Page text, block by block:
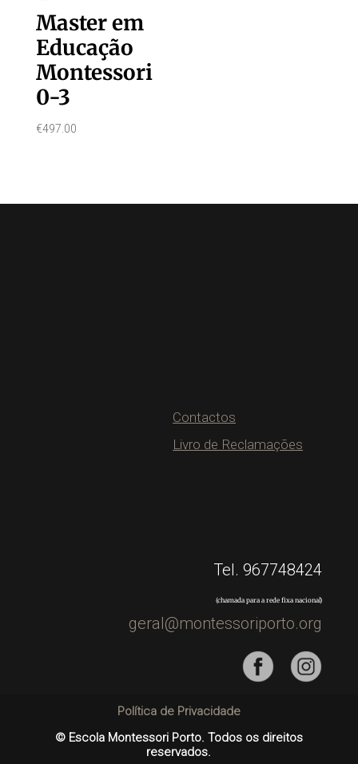
Master em
Educação
Montessori
0-3
€497.00
Contactos
Livro de Reclamações
Tel. 967748424
(chamada para a rede fixa nacional)
geral@montessoriporto.org
Política de Privacidade
© Escola Montessori Porto. Todos os direitos
reservados.